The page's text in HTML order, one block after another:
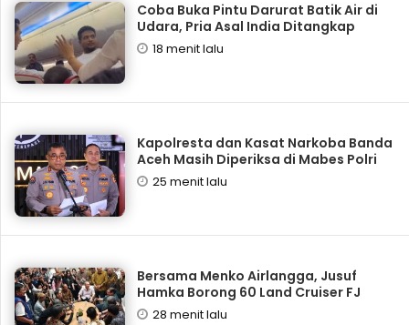
Coba Buka Pintu Darurat Batik Air di
Udara, Pria Asal India Ditangkap
18 menit lalu
Kapolresta dan Kasat Narkoba Banda
Aceh Masih Diperiksa di Mabes Polri
25 menit lalu
Bersama Menko Airlangga, Jusuf
Hamka Borong 60 Land Cruiser FJ
28 menit lalu